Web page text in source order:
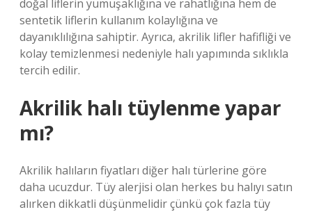
doğal liflerin yumuşaklığına ve rahatlığına hem de
sentetik liflerin kullanım kolaylığına ve
dayanıklılığına sahiptir. Ayrıca, akrilik lifler hafifliği ve
kolay temizlenmesi nedeniyle halı yapımında sıklıkla
tercih edilir.
Akrilik halı tüylenme yapar
mı?
Akrilik halıların fiyatları diğer halı türlerine göre
daha ucuzdur. Tüy alerjisi olan herkes bu halıyı satın
alırken dikkatli düşünmelidir çünkü çok fazla tüy